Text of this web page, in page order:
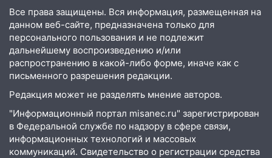
Орджоникидзе
13:47 На Нижней Террасе мощным
ветром вырвало дерево с корнем
13:46 Сильный ветер сорвал крышу с
СТО на проспекте Созидателей
13:35
Непогода продолжает бить по
транспорту: в Ульяновске трамвай
сошёл с рельсов
13:22 Упавшие деревья перекрыли
Все права защищены. Вся информация, размещенная на
данном веб-сайте, предназначена только для
персонального пользования и не подлежит
дальнейшему воспроизведению и/или
распространению в какой-либо форме, иначе как с
письменного разрешения редакции.
Редакция может не разделять мнение авторов.
"Информационный портал misanec.ru" зарегистрирован
в Федеральной службе по надзору в сфере связи,
информационных технологий и массовых
коммуникаций. Свидетельство о регистрации средства